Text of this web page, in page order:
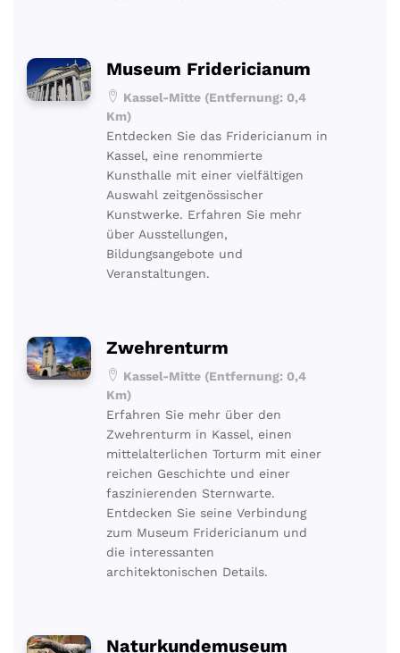
Museum Fridericianum
Kassel-Mitte (Entfernung: 0,4
Km)
Entdecken Sie das Fridericianum in
Kassel, eine renommierte
Kunsthalle mit einer vielfältigen
Auswahl zeitgenössischer
Kunstwerke. Erfahren Sie mehr
über Ausstellungen,
Bildungsangebote und
Veranstaltungen.
Zwehrenturm
Kassel-Mitte (Entfernung: 0,4
Km)
Erfahren Sie mehr über den
Zwehrenturm in Kassel, einen
mittelalterlichen Torturm mit einer
reichen Geschichte und einer
faszinierenden Sternwarte.
Entdecken Sie seine Verbindung
zum Museum Fridericianum und
die interessanten
architektonischen Details.
Naturkundemuseum